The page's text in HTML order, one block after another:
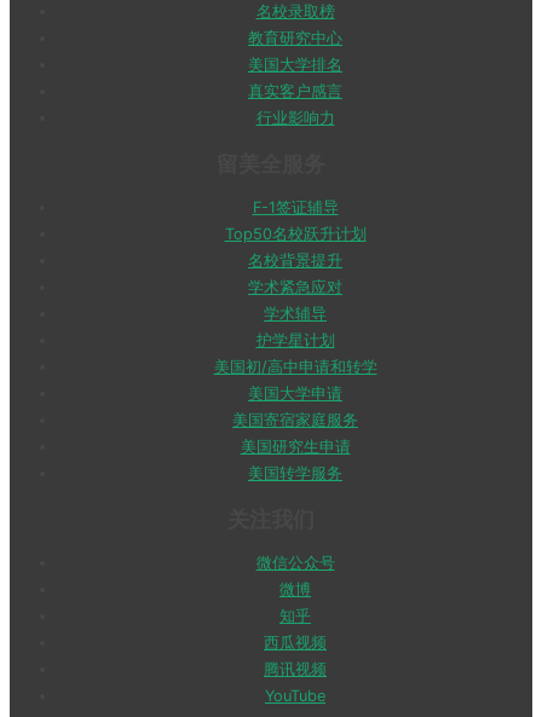
名校录取榜
教育研究中心
美国大学排名
真实客户感言
行业影响力
F-1签证辅导
Top50名校跃升计划
名校背景提升
学术紧急应对
学术辅导
护学星计划
美国初/高中申请和转学
美国大学申请
美国寄宿家庭服务
美国研究生申请
美国转学服务
微信公众号
微博
知乎
西瓜视频
腾讯视频
YouTube